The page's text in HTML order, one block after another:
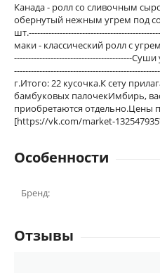
Канада - ролл со сливочным
обернутый нежным угрем под
маки - классический ролл с
------------------------------------------
г.Итого: 22 кусочка.К сету
бамбуковых палочекИмбирь,
приобретаются отдельно.Цены
[https://vk.com/market-
Особенности
Бренд:
Отзывы